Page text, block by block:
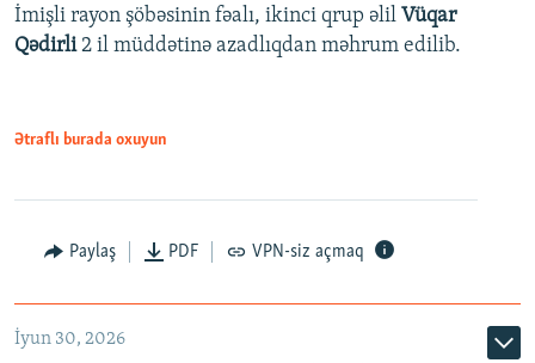
İmişli rayon şöbəsinin fəalı, ikinci qrup əlil Vüqar
Qədirli2 il müddətinə azadlıqdan məhrum edilib.
Ətraflı burada oxuyun
Paylaş PDF VPN-siz açmaq
İyun 30, 2026